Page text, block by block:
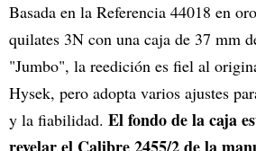
Basada en la Referencia 44018 en
quilates 3N con una caja de 37 mm
"Jumbo", la reedición es fiel al
Hysek, pero adopta varios ajustes
y la fiabilidad. El fondo de la caja